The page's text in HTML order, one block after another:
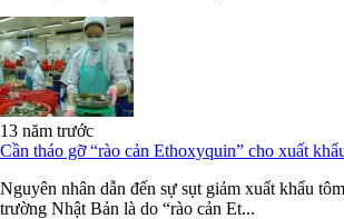
13 năm trước
Cần tháo gỡ “rào cản Ethoxyquin” cho xuất
Nguyên nhân dẫn đến sự sụt giảm xuất khẩu
trường Nhật Bản là do “rào cản Et...